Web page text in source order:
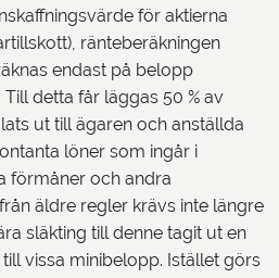
för aktierna
ränteberäkningen
endast på belopp
detta får läggas 50 % av
ut till ägaren och anställda
löner som ingår i
förmåner och andra
äldre regler krävs inte längre
släkting till denne tagit ut en
vissa minibelopp. Istället görs